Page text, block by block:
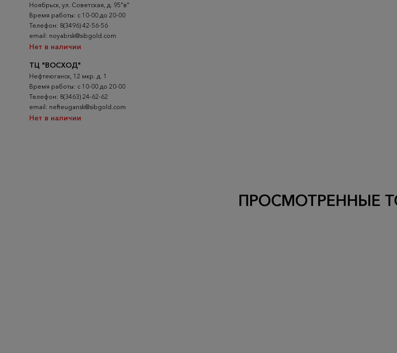
Ноябрьск, ул. Советская, д. 95"в"
Время работы: с 10-00 до 20-00
Телефон: 8(3496) 42-56-56
email: noyabrsk@sibgold.com
Нет в наличии
ТЦ "ВОСХОД"
Нефтеюганск, 12 мкр. д. 1
Время работы: с 10-00 до 20-00
Телефон: 8(3463) 24-62-62
email: nefteugansk@sibgold.com
Нет в наличии
ПРОСМОТРЕННЫЕ